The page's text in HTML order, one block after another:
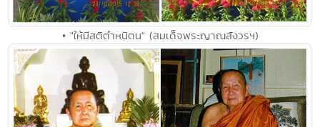
• "ให้มีสติตำหนิตน" (สมเด็จพระญาณสังวรฯ)